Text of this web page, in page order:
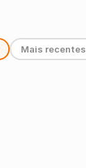
Mais recentes